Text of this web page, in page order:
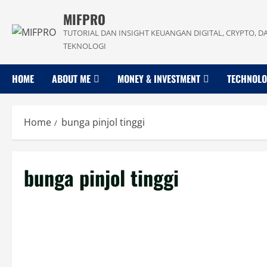
content
MIFPRO
TUTORIAL DAN INSIGHT KEUANGAN DIGITAL, CRYPTO,
TEKNOLOGI
HOME ABOUT ME MONEY & INVESTMENT
Home bunga pinjol tinggi
bunga pinjol tinggi